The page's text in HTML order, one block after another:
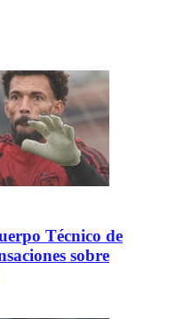
Técnico de
sobre